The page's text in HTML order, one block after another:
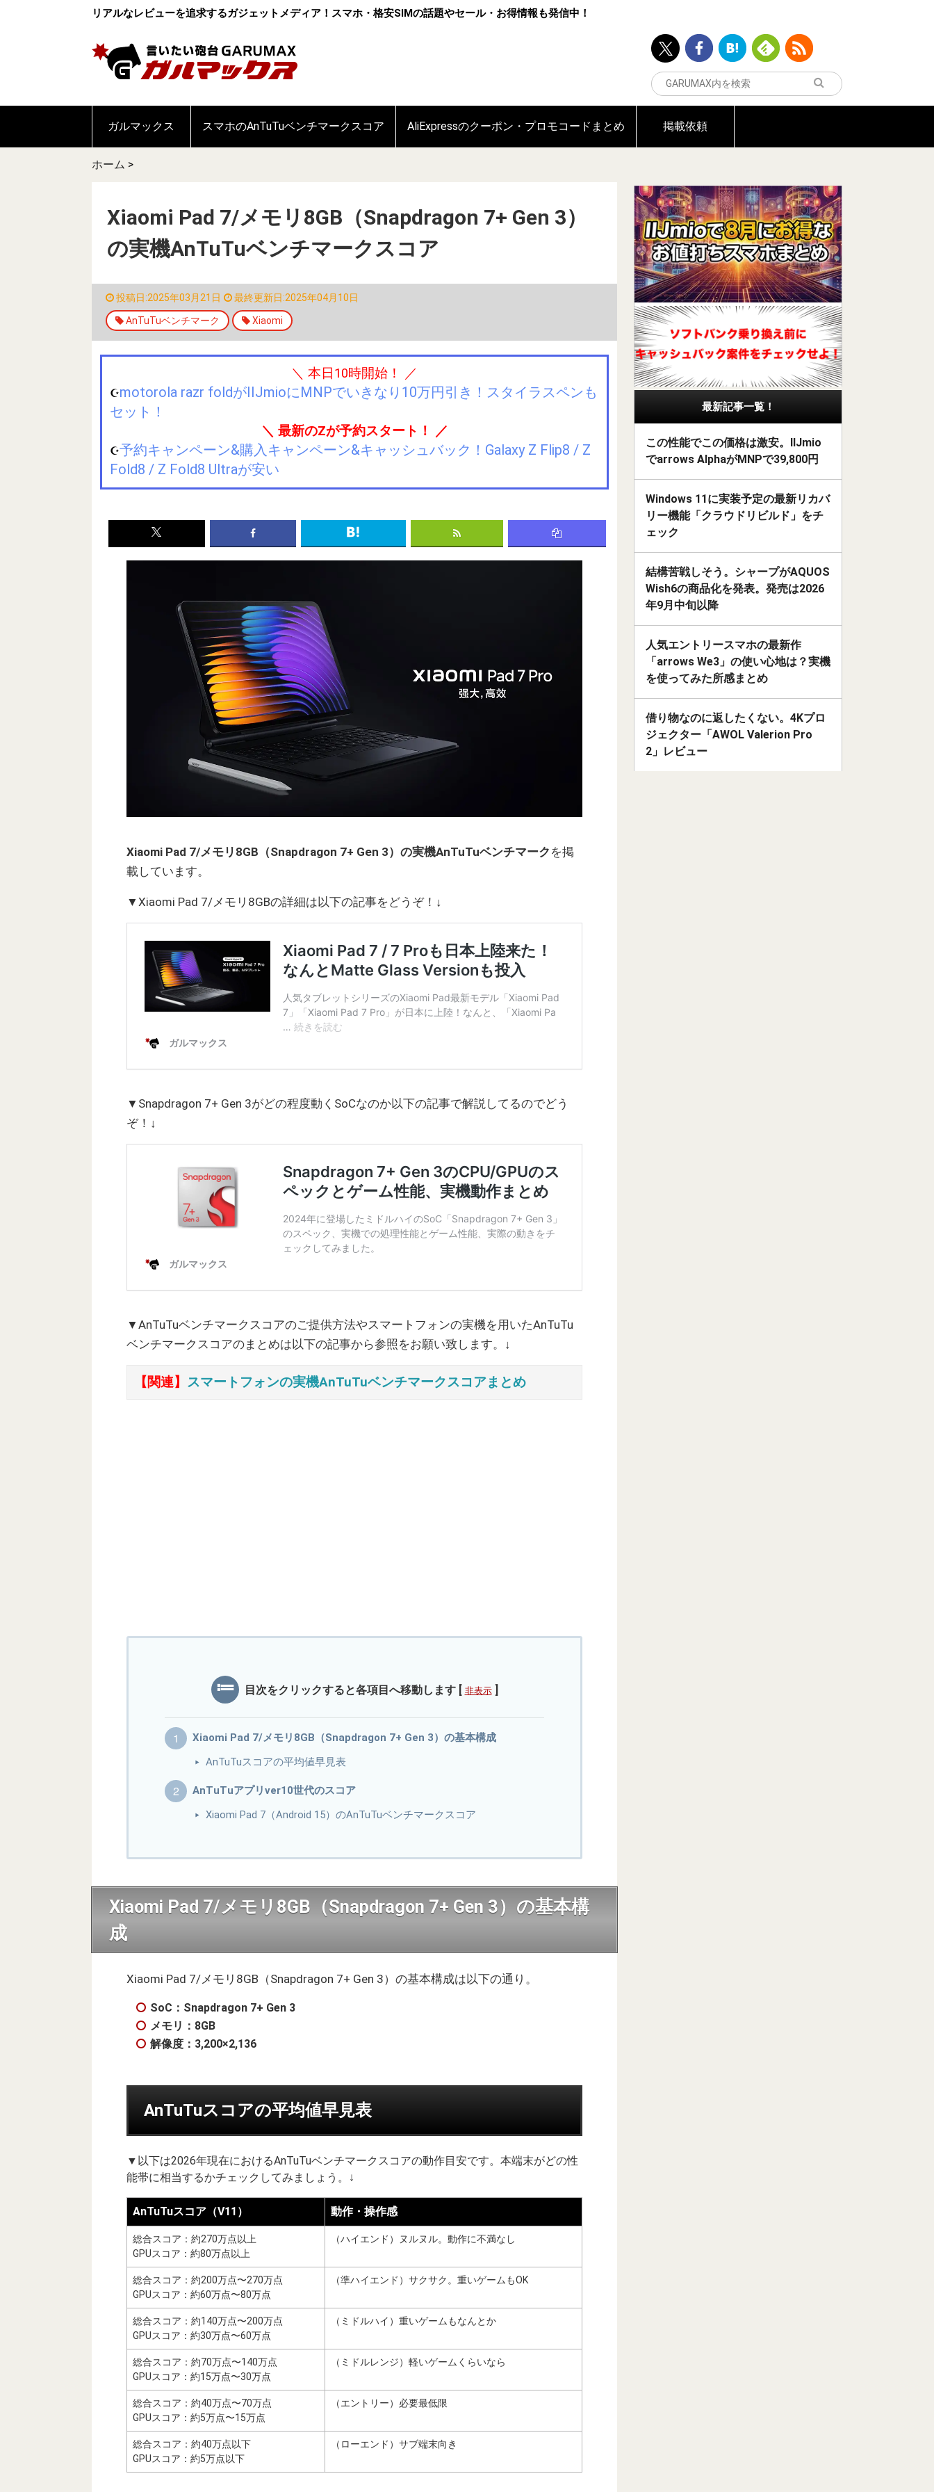
リアルなレビューを追求するガジェットメディア！スマホ・格安SIMの話題やセール・お得情報も発信中！
ガルマックス スマホのAnTuTuベンチマークスコア AliExpressのクーポン・プロモコードまとめ 掲載依頼
ホーム >
Xiaomi Pad 7/メモリ8GB（Snapdragon 7+ Gen 3）
の実機AnTuTuベンチマークスコア
投稿日:2025年03月21日 最終更新日:2025年04月10日
AnTuTuベンチマーク Xiaomi
＼ 本日10時開始！ ／
☪️motorola razr foldがIIJmioにMNPでいきなり10万円引き！スタイラスペンも
セット！
＼ 最新のZが予約スタート！ ／
☪️予約キャンペーン&購入キャンペーン&キャッシュバック！Galaxy Z Flip8 / Z
Fold8 / Z Fold8 Ultraが安い
Xiaomi Pad 7/メモリ8GB（Snapdragon 7+ Gen 3）の実機AnTuTuベンチマーク を掲
載しています。
▼Xiaomi Pad 7/メモリ8GBの詳細は以下の記事をどうぞ！↓
▼Snapdragon 7+ Gen 3がどの程度動くSoCなのか以下の記事で解説してるのでどう
ぞ！↓
▼AnTuTuベンチマークスコアのご提供方法やスマートフォンの実機を用いたAnTuTu
ベンチマークスコアのまとめは以下の記事から参照をお願い致します。↓
【関連】 スマートフォンの実機AnTuTuベンチマークスコアまとめ
目次をクリックすると各項目へ移動します [ 非表示 ]
Xiaomi Pad 7/メモリ8GB（Snapdragon 7+ Gen 3）の基本構成
AnTuTuスコアの平均値早見表
AnTuTuアプリver10世代のスコア
Xiaomi Pad 7（Android 15）のAnTuTuベンチマークスコア
Xiaomi Pad 7/メモリ8GB（Snapdragon 7+ Gen 3）の基本構
成
Xiaomi Pad 7/メモリ8GB（Snapdragon 7+ Gen 3）の基本構成は以下の通り。
SoC：Snapdragon 7+ Gen 3
メモリ：8GB
解像度：3,200×2,136
AnTuTuスコアの平均値早見表
▼以下は2026年現在におけるAnTuTuベンチマークスコアの動作目安です。本端末がどの性
能帯に相当するかチェックしてみましょう。↓
AnTuTuスコア（V11） 動作・操作感
総合スコア：約270万点以上
GPUスコア：約80万点以上
（ハイエンド）ヌルヌル。動作に不満なし
総合スコア：約200万点〜270万点
GPUスコア：約60万点〜80万点
（準ハイエンド）サクサク。重いゲームもOK
総合スコア：約140万点〜200万点
GPUスコア：約30万点〜60万点
（ミドルハイ）重いゲームもなんとか
総合スコア：約70万点〜140万点
GPUスコア：約15万点〜30万点
（ミドルレンジ）軽いゲームくらいなら
総合スコア：約40万点〜70万点
GPUスコア：約5万点〜15万点
（エントリー）必要最低限
総合スコア：約40万点以下
GPUスコア：約5万点以下
（ローエンド）サブ端末向き
最新記事一覧！
この性能でこの価格は激安。IIJmio
でarrows AlphaがMNPで39,800円
Windows 11に実装予定の最新リカバ
リー機能「クラウドリビルド」をチ
ェック
結構苦戦しそう。シャープがAQUOS
Wish6の商品化を発表。発売は2026
年9月中旬以降
人気エントリースマホの最新作
「arrows We3」の使い心地は？実機
を使ってみた所感まとめ
借り物なのに返したくない。4Kプロ
ジェクター「AWOL Valerion Pro
2」レビュー